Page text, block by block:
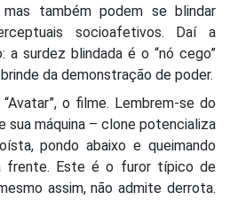
também podem se blindar
socioafetivos. Daí a
a surdez blindada é o “nó cego”
da demonstração de poder.
o filme. Lembrem-se do
sua máquina – clone potencializa
pondo abaixo e queimando
frente. Este é o furor típico de
assim, não admite derrota.